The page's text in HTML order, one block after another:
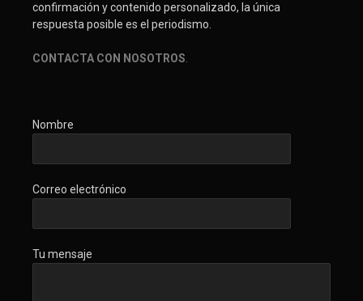
confirmación y contenido personalizado, la única
respuesta posible es el periodismo.
CONTACTA CON NOSOTROS.
Nombre
Correo electrónico
Tu mensaje